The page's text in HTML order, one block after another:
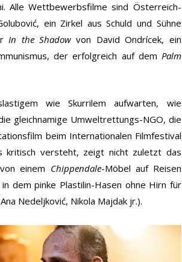
Alle Wettbewerbsfilme sind Österreich-
ein Zirkel aus Schuld und Sühne
In the Shadow von David Ondrícek, ein
der erfolgreich auf dem Palm
wie Skurrilem aufwarten, wie
gleichnamige Umweltrettungs-NGO, die
beim Internationalen Filmfestival
kritisch versteht, zeigt nicht zuletzt das
einem Chippendale-Möbel auf Reisen
in dem pinke Plastilin-Hasen ohne Hirn für
Nedeljković, Nikola Majdak jr.).